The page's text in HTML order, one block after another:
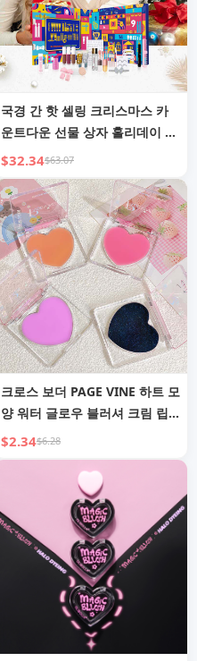
국경 간 핫 셀링 크리스마스 카
운트다운 선물 상자 홀리데이 선
물 화장품 조합 세트 메이크업
크리스마스 블라인드 박스 24칸
$32.34$63.07
크로스 보더 PAGE VINE 하트 모
양 워터 글로우 블러셔 크림 립
앤치크 듀얼 사용 페이스 하이라
이터 내추럴 트랜스 루센트 파우
$2.34$6.28